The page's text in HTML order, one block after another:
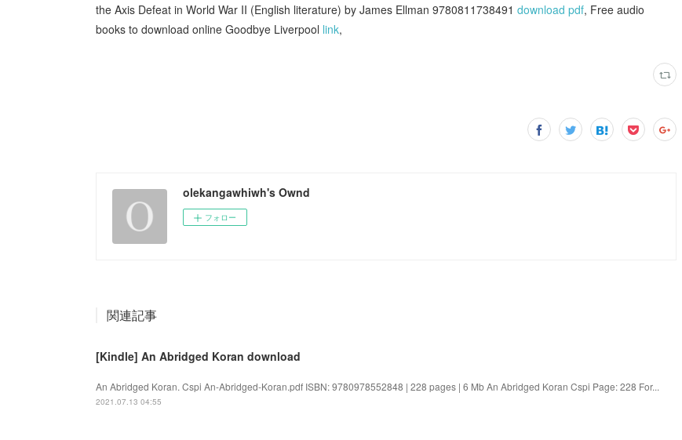
the Axis Defeat in World War II (English literature) by James Ellman 9780811738491 download pdf, Free audio
books to download online Goodbye Liverpool link,
olekangawhiwh's Ownd
フォロー
関連記事
[Kindle] An Abridged Koran download
An Abridged Koran. Cspi An-Abridged-Koran.pdf ISBN: 9780978552848 | 228 pages | 6 Mb An Abridged Koran Cspi Page: 228 For...
2021.07.13 04:55